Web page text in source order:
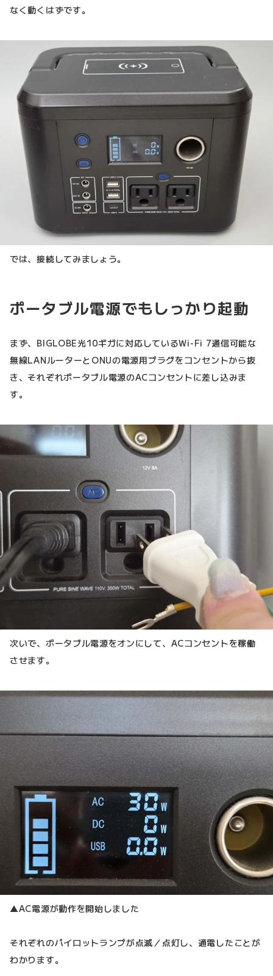
なく動くはずです。
では、接続してみましょう。
ポータブル電源でもしっかり起動
まず、BIGLOBE光10ギガに対応しているWi-Fi 7通信可能な
無線LANルーターとONUの電源用プラグをコンセントから抜
き、それぞれポータブル電源のACコンセントに差し込みま
す。
次いで、ポータブル電源をオンにして、ACコンセントを稼働
させます。
▲AC電源が動作を開始しました
それぞれのパイロットランプが点滅／点灯し、通電したことが
わかります。